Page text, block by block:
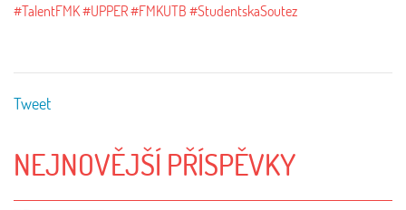
#TalentFMK #UPPER #FMKUTB #StudentskaSoutez
Tweet
NEJNOVĚJŠÍ PŘÍSPĚVKY